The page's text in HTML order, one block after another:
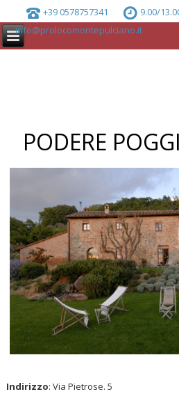
+39 0578757341
9.00/
info@prolocomontepulciano.it
PODERE
Indirizzo: Via Pietrose. 5